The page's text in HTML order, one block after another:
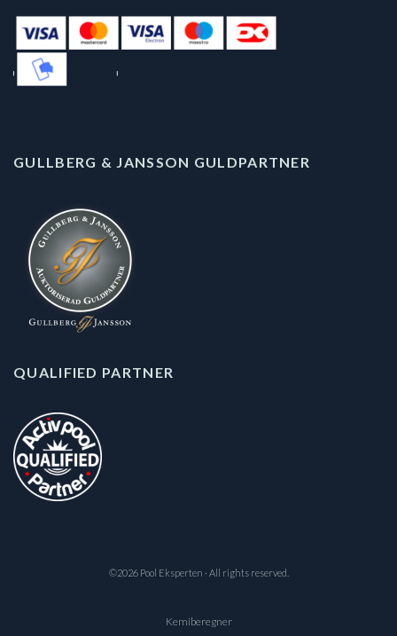
GULLBERG & JANSSON GULDPARTNER
QUALIFIED PARTNER
©2026 Pool Eksperten · All rights reserved.
Kemiberegner